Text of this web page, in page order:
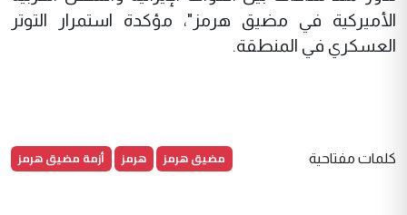
الأميركية في مضيق هرمز"، مؤكدة استمرار التوتر
العسكري في المنطقة.
كلمات مفتاحية مضيق هرمز هرمز أزمة مضيق هرمز